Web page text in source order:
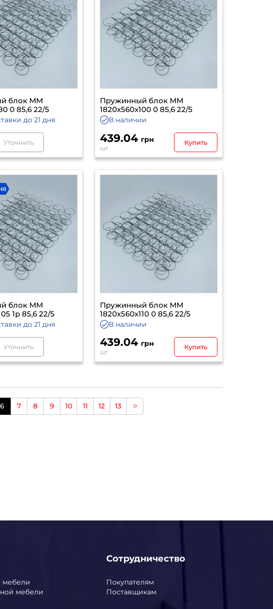
блок ММ
0 85,6 22/5
до 21 дня
Уточнить
Пружинный блок ММ
1820х560х100 0 85,6 22/5
В наличии
439.04 грн
шт
Купить
блок ММ
1р 85,6 22/5
до 21 дня
Уточнить
Пружинный блок ММ
1820х560х110 0 85,6 22/5
В наличии
439.04 грн
шт
Купить
6 7 8 9 10 11 12 13
мебели
мебели
Сотрудничество
Покупателям
Поставщикам